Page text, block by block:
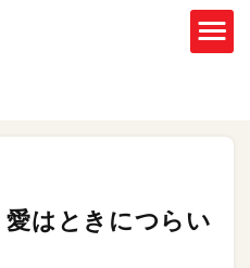
はときにつらい